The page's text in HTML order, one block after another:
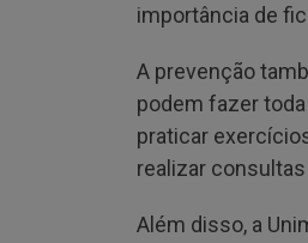
importância de
A prevenção
podem fazer
praticar
realizar
Além disso, a